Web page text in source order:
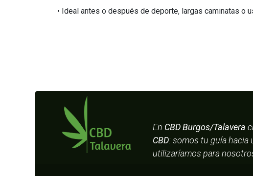
• Ideal antes o después de deporte, largas caminatas o
En CBD Burgos/Talavera
CBD: somos tu guía hacia
utilizaríamos para